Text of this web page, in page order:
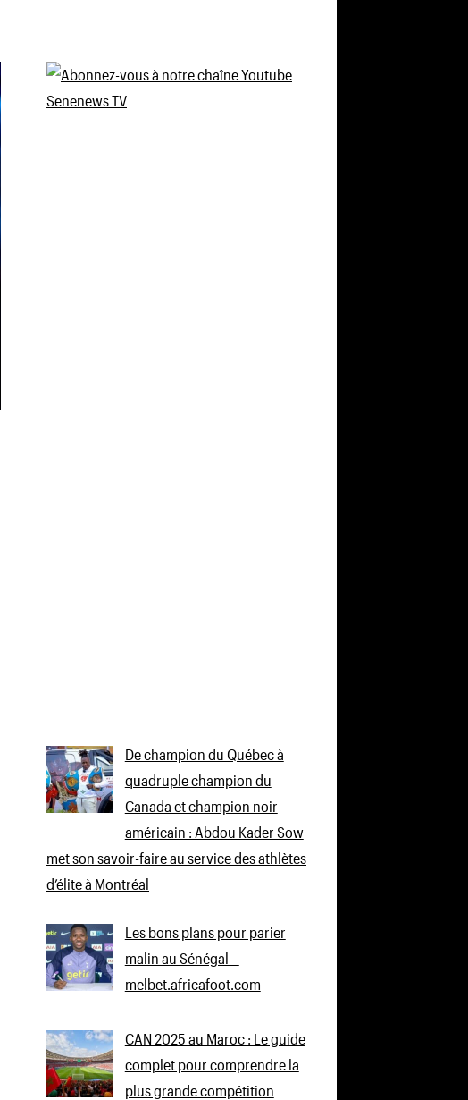
De champion du Québec à
quadruple champion du
Canada et champion noir
américain : Abdou Kader Sow
met son savoir-faire au service des athlètes
d’élite à Montréal
Les bons plans pour parier
malin au Sénégal –
melbet.africafoot.com
CAN 2025 au Maroc : Le guide
complet pour comprendre la
plus grande compétition